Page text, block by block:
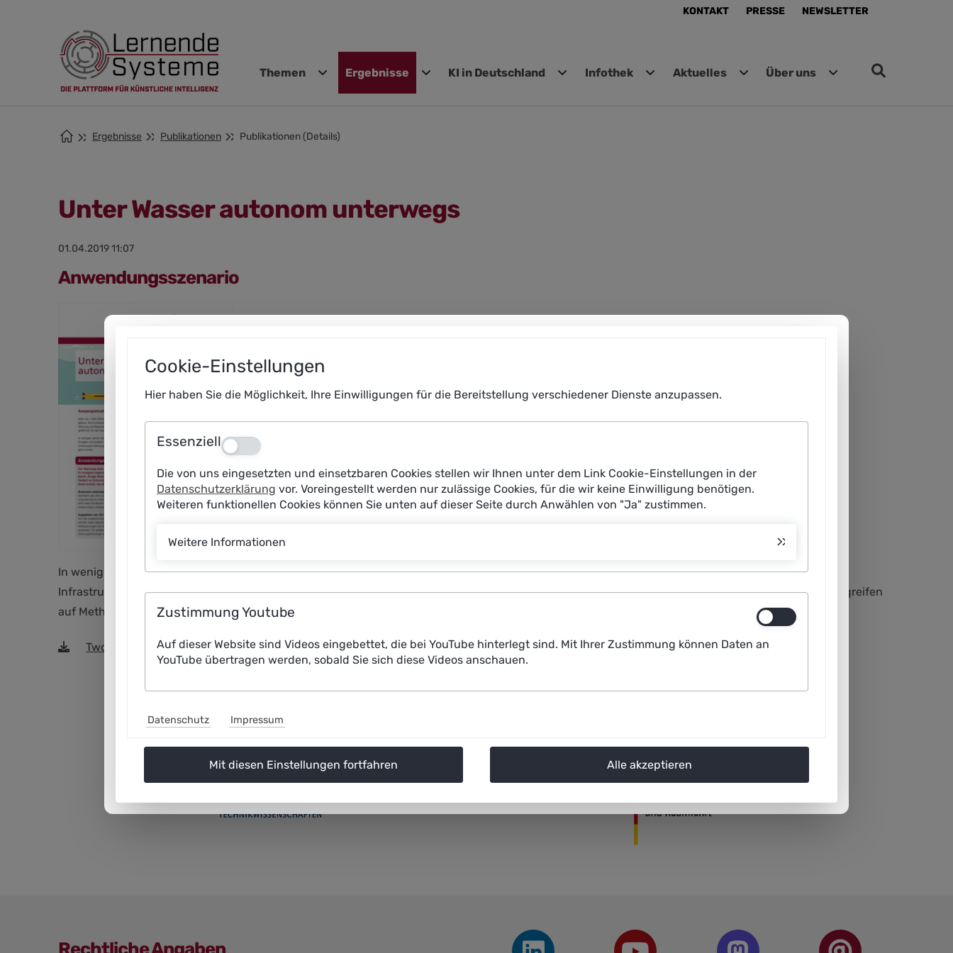
Hauptinhalt
KONTAKT PRESSE NEWSLETTER
Navigation
Themen Ergebnisse KI in Deutschland Infothek Aktuelles Über uns
Ergebnisse Publikationen Publikationen (Details)
Unter Wasser autonom unterwegs
01.04.2019 11:07
Anwendungsszenario
In wenigen Jahren könnten lernende robotische Assistenzsysteme den Menschen dabei unterstützen, Offshore-Anlagen und andere Unterwasser-
Infrastrukturen zu inspizieren, zu warten und zu reparieren. Diese autonomen Unterwasser-Fahrzeuge – Autonomous Underwater Vehicles (AUVs) – greifen
auf Methoden der Künstlichen Intelligenz zurück.
TwoPager_Unterwasser.pdf(122,7 KiB)
Cookie-Einstellungen
Hier haben Sie die Möglichkeit, Ihre Einwilligungen für die Bereitstellung verschiedener Dienste anzupassen.
Essenziell Aus
Die von uns eingesetzten und einsetzbaren Cookies stellen wir Ihnen unter dem Link Cookie-Einstellungen in der
Datenschutzerklärung vor. Voreingestellt werden nur zulässige Cookies, für die wir keine Einwilligung benötigen.
Weiteren funktionellen Cookies können Sie unten auf dieser Seite durch Anwählen von "Ja" zustimmen.
Weitere Informationen
Zustimmung Youtube
Auf dieser Website sind Videos eingebettet, die bei YouTube hinterlegt sind. Mit Ihrer Zustimmung können Daten an
YouTube übertragen werden, sobald Sie sich diese Videos anschauen.
Datenschutz Impressum
Mit diesen Einstellungen fortfahren Alle akzeptieren